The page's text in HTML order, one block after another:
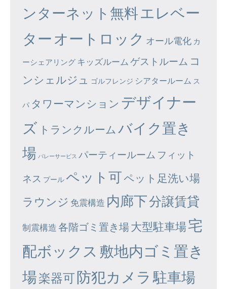
ンターネット無料エレベー
ター オートロック オール電化 カ
ーシェアリング キッズルーム ゲストルーム コ
ンシェルジュ
ゴルフレンジ シアタールーム ス
パ タワーマンション デザイナー
ズ トランクルーム バイク置き
場 バレーサービス パーティールーム フィット
ネス プール ペット可ペット足洗い場
ラウンジ 免震構造 内廊下分譲賃貸
制震構造 各階ゴミ置き場大型駐車場宅
配ボックス 敷地内ゴミ置き
場楽器可防犯カメラ 駐車場